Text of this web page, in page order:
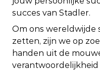
succes van Stadler.
Om ons wereldwijde
zetten, zijn we op
handen uit de